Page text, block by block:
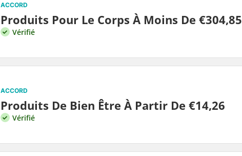
ACCORD
Produits Pour Le Corps À Moins De €304,85
Vérifié
ACCORD
Produits De Bien Être À Partir De €14,26
Vérifié